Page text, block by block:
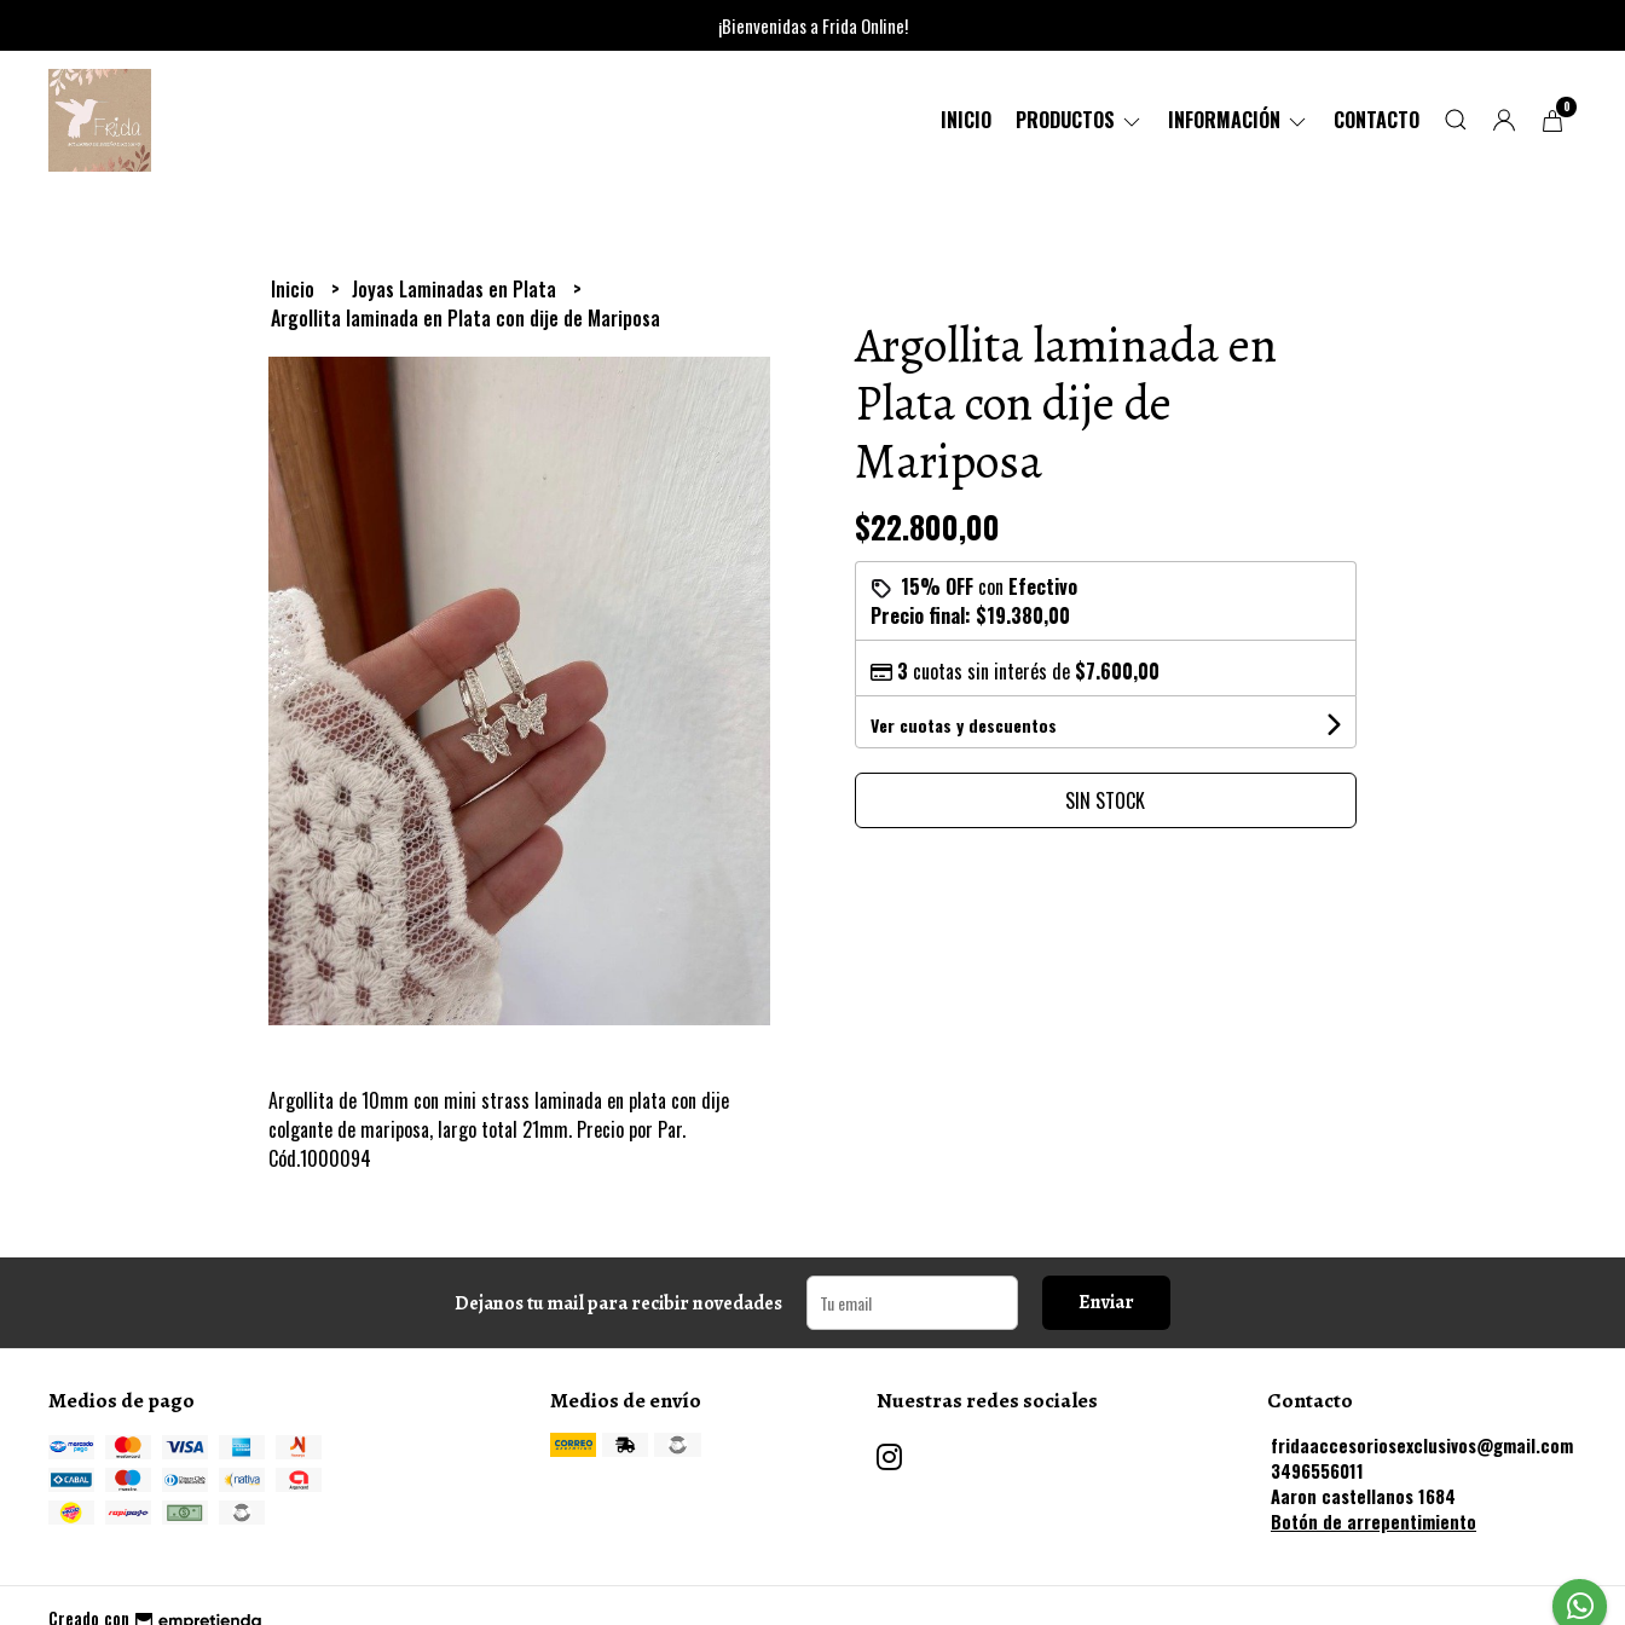
¡Bienvenidas a Frida Online!
INICIO PRODUCTOS INFORMACIÓN CONTACTO 0
Inicio
Joyas Laminadas en Plata
Argollita laminada en Plata con dije de Mariposa
Argollita de 10mm con mini strass laminada en plata con dije
colgante de mariposa, largo total 21mm. Precio por Par.
Cód.1000094
Argollita laminada en
Plata con dije de
Mariposa
$22.800,00
15% OFFcon Efectivo
Precio final: $19.380,00
3 cuotas sin interés de $7.600,00
Ver cuotas y descuentos
SIN STOCK
Dejanos tu mail para recibir novedades Enviar
Medios de pago Medios de envío Nuestras redes sociales Contacto
fridaaccesoriosexclusivos@gmail.com
3496556011
Aaron castellanos 1684
Botón de arrepentimiento
Creado con